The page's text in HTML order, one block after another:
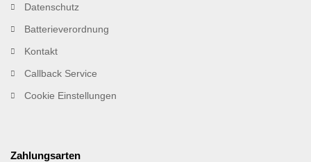
Datenschutz
Batterieverordnung
Kontakt
Callback Service
Cookie Einstellungen
Zahlungsarten